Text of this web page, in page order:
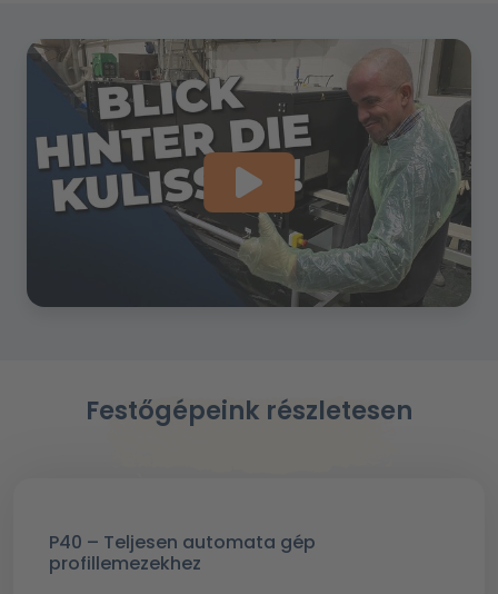
Festőgépeink részletesen
P40 – Teljesen automata gép
profillemezekhez